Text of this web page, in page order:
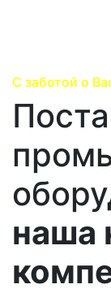
С заботой о
наша